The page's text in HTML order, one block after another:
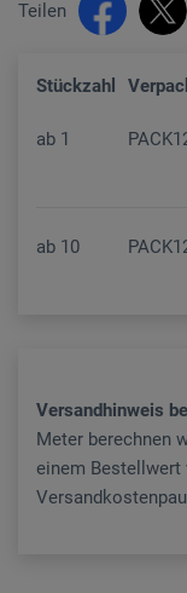
Teilen
Stückzahl
ab 1
ab 10
Versandhinweis
Meter berechnen
einem Bestellwert